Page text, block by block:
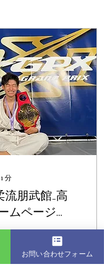
1 分
朋武館₋高
ムページ
武館高岳支
威です！ 来
館高岳支部
openに先
お問い合わせフォーム